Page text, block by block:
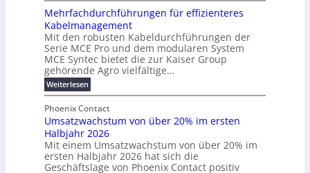
r
d
e
r
u
n
g
b
r
a
u
c
h
z
u
m
E
n
e
r
g
u
f
ü
t
w
i
c
k
e
l
e
N
H
-
S
e
k
o
r
d
b
e
t
e
i
l
i
g
Mehrfachdurchführungen für effizienteres
Kabelmanagement
Mit den robusten Kabeldurchführungen der
Serie MCE Pro und dem modularen System
MCE Syntec bietet die zur Kaiser Group
gehörende Agro vielfältige…
Weiterlesen:
M
h
r
f
a
c
h
d
Phoenix Contact
Umsatzwachstum von über 20% im ersten
Halbjahr 2026
Mit einem Umsatzwachstum von über 20% im
ersten Halbjahr 2026 hat sich die
Geschäftslage von Phoenix Contact positiv